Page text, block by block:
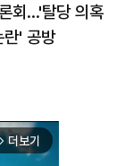
회…'탈당 의혹
란' 공방
arrow_forward_ios 더보기